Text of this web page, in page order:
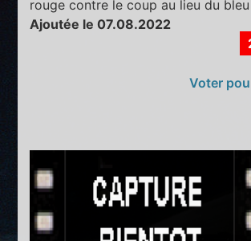
rouge contre le coup au lieu du bleu
Ajoutée le 07.08.2022
Voter